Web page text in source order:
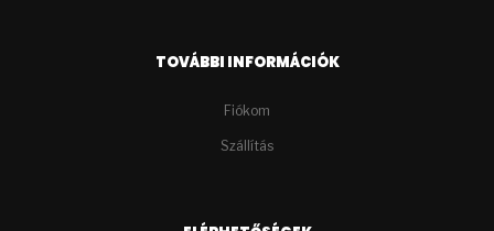
TOVÁBBI INFORMÁCIÓK
Fiókom
Szállítás